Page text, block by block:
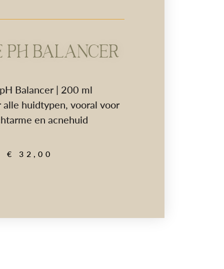
PH BALANCER
Balancer | 200 ml
alle huidtypen, vooral voor
en acnehuid
€ 32,00